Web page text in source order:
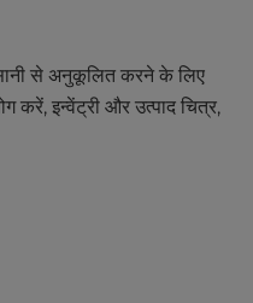
से अनुकूलित करने के लिए
करें, इन्वेंट्री और उत्पाद चित्र,